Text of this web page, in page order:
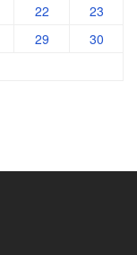
22
23
29
30